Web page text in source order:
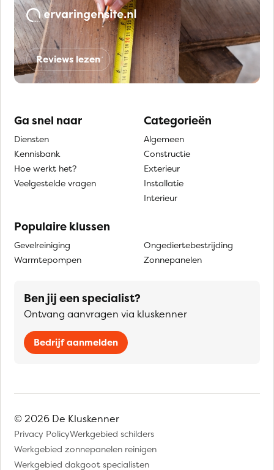
Reviews lezen
Ga snel naar
Diensten
Kennisbank
Hoe werkt het?
Veelgestelde vragen
Categorieën
Algemeen
Constructie
Exterieur
Installatie
Interieur
Populaire klussen
Gevelreiniging
Warmtepompen
Ongediertebestrijding
Zonnepanelen
Ben jij een specialist?
Ontvang aanvragen via kluskenner
Bedrijf aanmelden
© 2026 De Kluskenner
Privacy PolicyWerkgebied schilders
Werkgebied zonnepanelen reinigen
Werkgebied dakgoot specialisten